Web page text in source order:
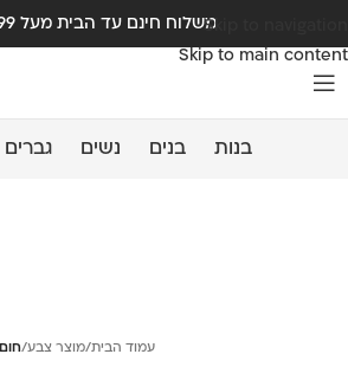
Skip to navigation
Skip to main content
משלוח חינם עד הבית מעל 299 ש"ח
בנות בנים נשים גברים
עמוד הבית/מוצר צבע/חום